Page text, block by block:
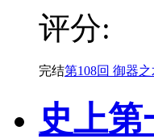
评分:
完结第108回 御器
史上